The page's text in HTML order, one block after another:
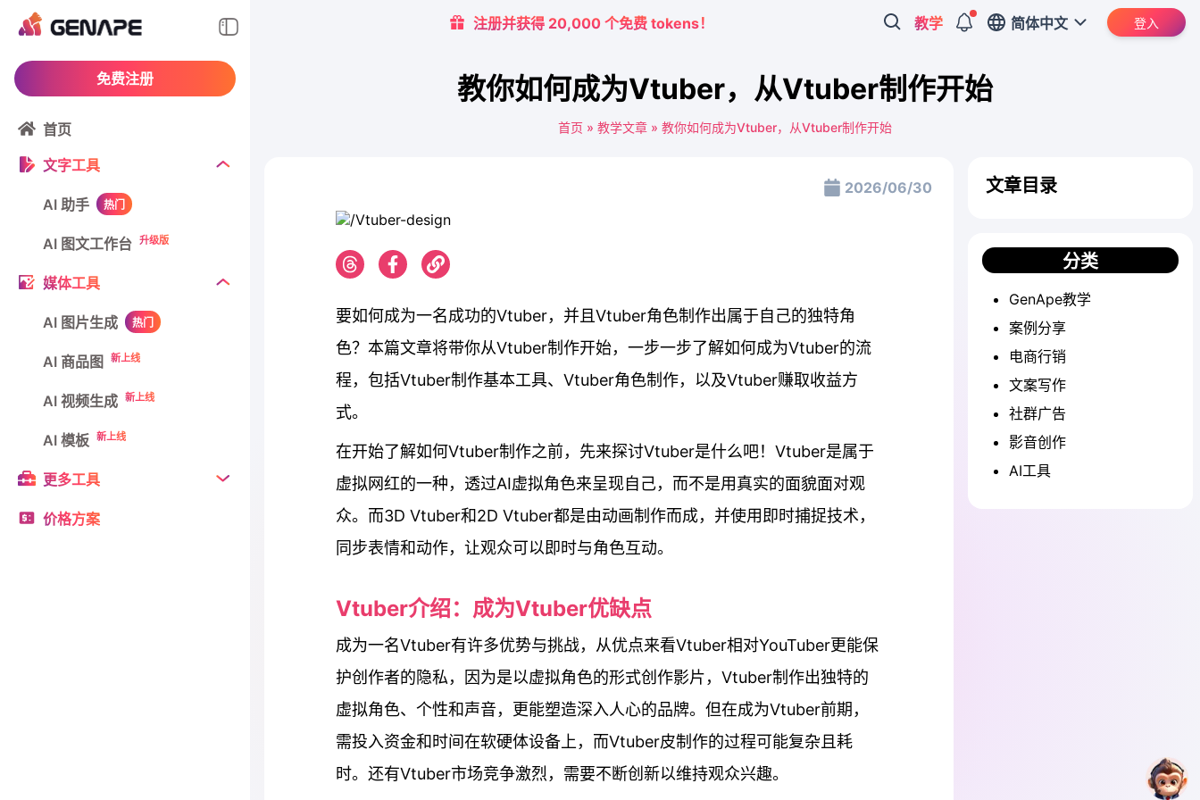
免费注册
首页
文字工具
AI 助手 热门
AI 图文工作台 升级版
媒体工具
AI 图片生成 热门
AI 商品图 新上线
AI 视频生成 新上线
AI 模板 新上线
更多工具
价格方案
注册并获得 20,000 个免费 tokens！ 教学 简体中文 登入
教你如何成为Vtuber，从Vtuber制作开始
首页 » 教学文章 » 教你如何成为Vtuber，从Vtuber制作开始
2026/06/30
要如何成为一名成功的Vtuber，并且Vtuber角色制作出属于自己的独特角
色？本篇文章将带你从Vtuber制作开始，一步一步了解如何成为Vtuber的流
程，包括Vtuber制作基本工具、Vtuber角色制作，以及Vtuber赚取收益方
式。
在开始了解如何Vtuber制作之前，先来探讨Vtuber是什么吧！Vtuber是属于
虚拟网红的一种，透过AI虚拟角色来呈现自己，而不是用真实的面貌面对观
众。而3D Vtuber和2D Vtuber都是由动画制作而成，并使用即时捕捉技术，
同步表情和动作，让观众可以即时与角色互动。
Vtuber介绍：成为Vtuber优缺点
成为一名Vtuber有许多优势与挑战，从优点来看Vtuber相对YouTuber更能保
护创作者的隐私，因为是以虚拟角色的形式创作影片，Vtuber制作出独特的
虚拟角色、个性和声音，更能塑造深入人心的品牌。但在成为Vtuber前期，
需投入资金和时间在软硬体设备上，而Vtuber皮制作的过程可能复杂且耗
时。还有Vtuber市场竞争激烈，需要不断创新以维持观众兴趣。
文章目录
分类
GenApe教学
案例分享
电商行销
文案写作
社群广告
影音创作
AI工具